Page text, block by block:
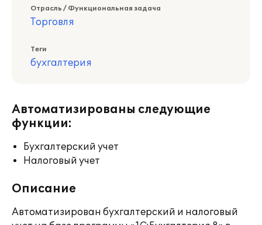
Отрасль / Функциональная задача
Торговля
Теги
бухгалтерия
Автоматизированы следующие
функции:
Бухгалтерский учет
Налоговый учет
Описание
Автоматизирован бухгалтерский и налоговый